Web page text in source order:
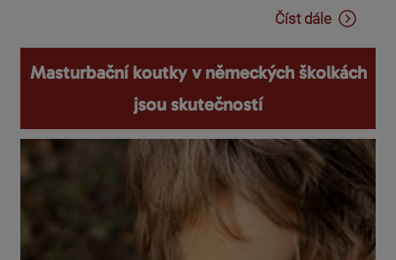
Číst dále
Masturbační koutky v německých školkách
jsou skutečností